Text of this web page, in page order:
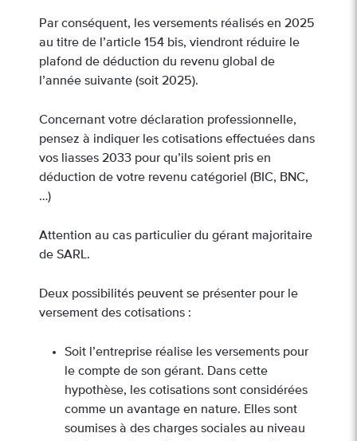
Par conséquent, les versements réalisés en 2025
au titre de l’article 154 bis, viendront réduire le
plafond de déduction du revenu global de
l’année suivante (soit 2025).
Concernant votre déclaration professionnelle,
pensez à indiquer les cotisations effectuées dans
vos liasses 2033 pour qu’ils soient pris en
déduction de votre revenu catégoriel (BIC, BNC,
…)
Attention au cas particulier du gérant majoritaire
de SARL.
Deux possibilités peuvent se présenter pour le
versement des cotisations :
Soit l’entreprise réalise les versements pour
le compte de son gérant. Dans cette
hypothèse, les cotisations sont considérées
comme un avantage en nature. Elles sont
soumises à des charges sociales au niveau